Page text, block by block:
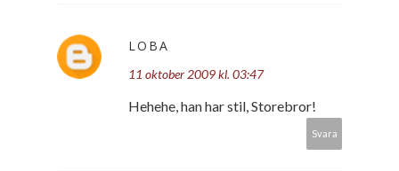
LOBA
11 oktober 2009 kl. 03:47
Hehehe, han har stil, Storebror!
Svara